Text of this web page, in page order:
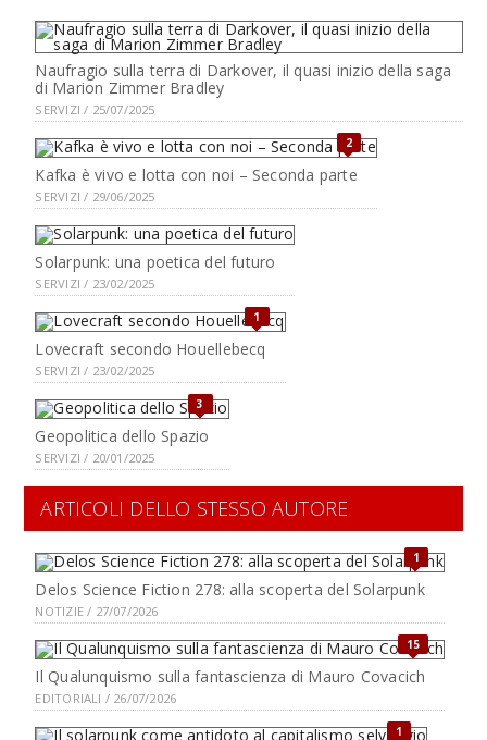
Naufragio sulla terra di Darkover, il quasi inizio della saga
di Marion Zimmer Bradley
SERVIZI / 25/07/2025
2
Kafka è vivo e lotta con noi – Seconda parte
SERVIZI / 29/06/2025
Solarpunk: una poetica del futuro
SERVIZI / 23/02/2025
1
Lovecraft secondo Houellebecq
SERVIZI / 23/02/2025
3
Geopolitica dello Spazio
SERVIZI / 20/01/2025
ARTICOLI DELLO STESSO AUTORE
1
Delos Science Fiction 278: alla scoperta del Solarpunk
NOTIZIE / 27/07/2026
15
Il Qualunquismo sulla fantascienza di Mauro Covacich
EDITORIALI / 26/07/2026
1